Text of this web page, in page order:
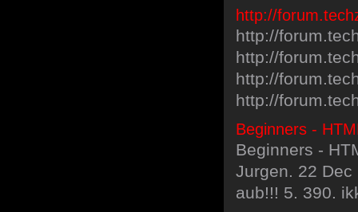
http://
http://
http://
http://
http://
Beginners -
Beginners -
Jurgen. 22
aub!!! 5. 390.